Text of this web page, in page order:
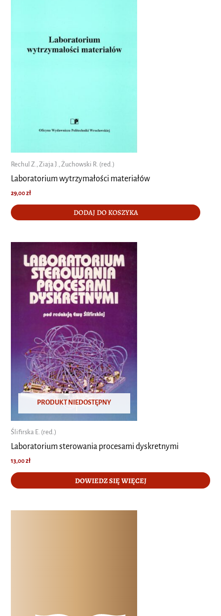
Rechul Z., Ziaja J., Żuchowski R. (red.)
Laboratorium wytrzymałości materiałów
29,00zł
DODAJ DO KOSZYKA
PRODUKT NIEDOSTĘPNY
Ślifirska E. (red.)
Laboratorium sterowania procesami dyskretnymi
13,00zł
DOWIEDZ SIĘ WIĘCEJ